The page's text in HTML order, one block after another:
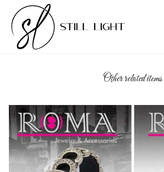
Other related items